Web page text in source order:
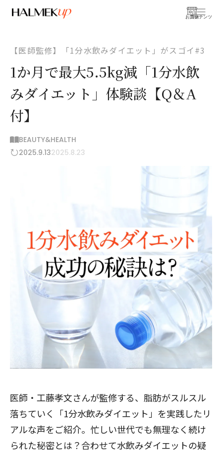
お買物
コンテンツ
【医師監修】「1分水飲みダイエット」がスゴイ#3
1か月で最大5.5kg減「1分水飲
みダイエット」体験談【Q＆A
付】
BEAUTY&HEALTH
2025.9.132025.8.23
医師・工藤孝文さんが監修する、脂肪がスルスル
落ちていく「1分水飲みダイエット」を実践したリ
アルな声をご紹介。忙しい世代でも無理なく続け
られた秘密とは？合わせて水飲みダイエットの疑